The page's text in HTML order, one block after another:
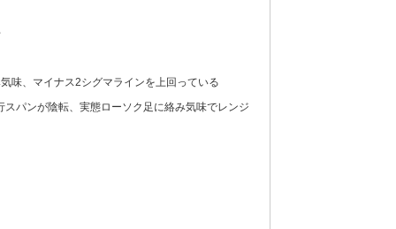
味、マイナス2シグマラインを上回っている
パンが陰転、実態ローソク足に絡み気味でレンジ